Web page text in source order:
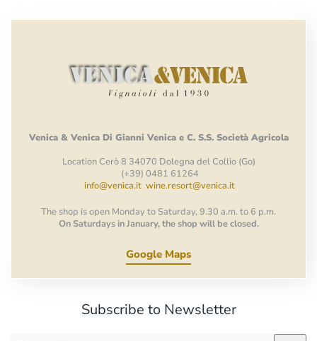
Venica & Venica Di Gianni Venica e C. S.S. Società Agricola
Location Cerò 8 34070 Dolegna del Collio (Go)
(+39) 0481 61264
info@venica.it wine.resort@venica.it
The shop is open Monday to Saturday, 9.30 a.m. to 6 p.m.
On Saturdays in January, the shop will be closed.
Google Maps
Subscribe to Newsletter